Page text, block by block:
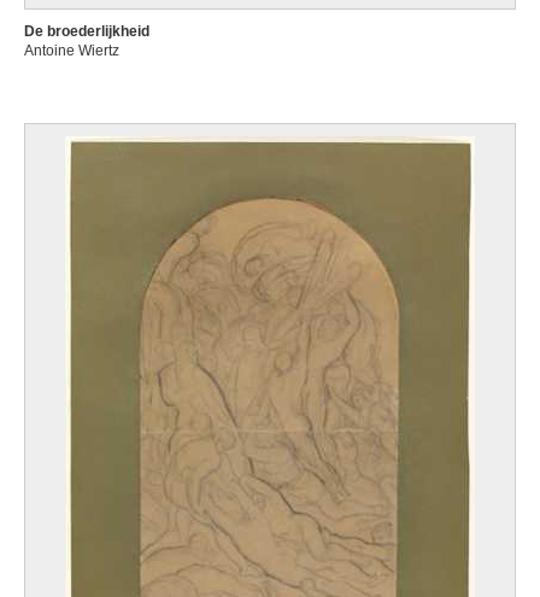
De broederlijkheid
Antoine Wiertz